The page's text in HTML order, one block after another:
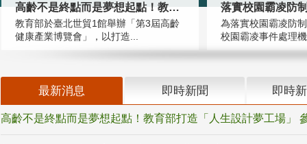
高齡不是終點而是夢想起點！教育部打
教育部於臺北世貿1館舉辦「第3屆高齡
健康產業博覽會」，以打造...
為落實校園霸凌防
校園霸凌事件處理機
最新消息 即時新聞 即時
高齡不是終點而是夢想起點！教育部打造「人生設計夢工場」